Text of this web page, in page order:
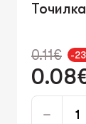
0.11€ -